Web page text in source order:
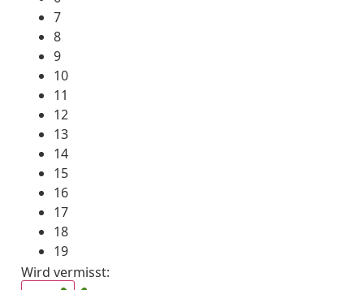
7
8
9
10
11
12
13
14
15
16
17
18
19
Wird vermisst: